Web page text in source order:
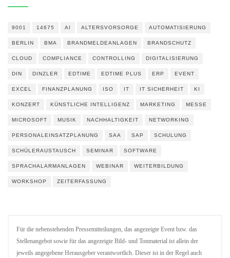
9001 14675 AI ALTERSVORSORGE AUTOMATISIERUNG
BERLIN BMA BRANDMELDEANLAGEN BRANDSCHUTZ
CLOUD COMPLIANCE CONTROLLING DIGITALISIERUNG
DIN DINZLER EDTIME EDTIME PLUS ERP EVENT
EXCEL FINANZPLANUNG ISO IT IT SICHERHEIT KI
KONZERT KÜNSTLICHE INTELLIGENZ MARKETING MESSE
MICROSOFT MUSIK NACHHALTIGKEIT NETWORKING
PERSONALEINSATZPLANUNG SAA SAP SCHULUNG
SCHÜLERAUSTAUSCH SEMINAR SOFTWARE
SPRACHALARMANLAGEN WEBINAR WEITERBILDUNG
WORKSHOP ZEITERFASSUNG
Für die nebenstehenden Pressemitteilungen, das angezeigte Event bzw. das
Stellenangebot sowie für das angezeigte Bild- und Tonmaterial ist allein der
jeweils angegebene Herausgeber verantwortlich. Dieser ist in der Regel auch